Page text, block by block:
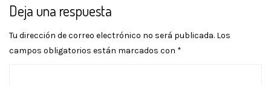
Deja una respuesta
Tu dirección de correo electrónico no será publicada. Los
campos obligatorios están marcados con *